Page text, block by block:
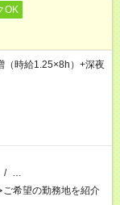
OK
（時給1.25×8h）+深夜
/ …
希望の勤務地を紹介